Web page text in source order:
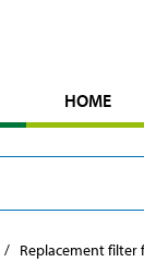
HOME
Replacement filter